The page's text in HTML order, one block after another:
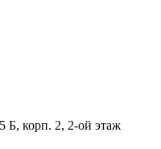
Б, корп. 2, 2-ой этаж